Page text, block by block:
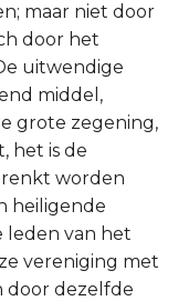
maar niet door
door het
uitwendige
middel,
grote zegening,
het is de
worden
heiligende
leden van het
vereniging met
door dezelfde